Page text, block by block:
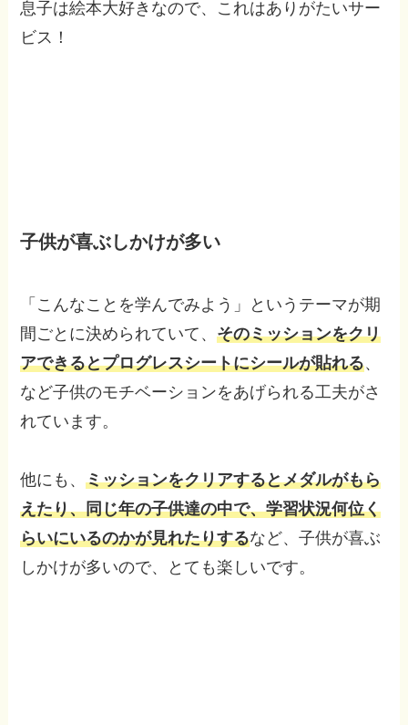
息子は絵本大好きなので、これはありがたいサー
ビス！
子供が喜ぶしかけが多い
「こんなことを学んでみよう」というテーマが期
間ごとに決められていて、そのミッションをクリ
アできるとプログレスシートにシールが貼れる、
など子供のモチベーションをあげられる工夫がさ
れています。
他にも、ミッションをクリアするとメダルがもら
えたり、同じ年の子供達の中で、学習状況何位く
らいにいるのかが見れたりするなど、子供が喜ぶ
しかけが多いので、とても楽しいです。